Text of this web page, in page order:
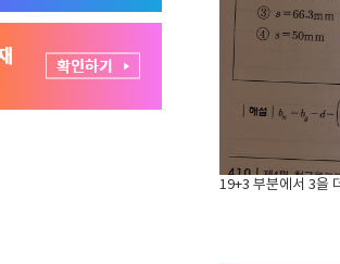
19+3 부분에서 3을